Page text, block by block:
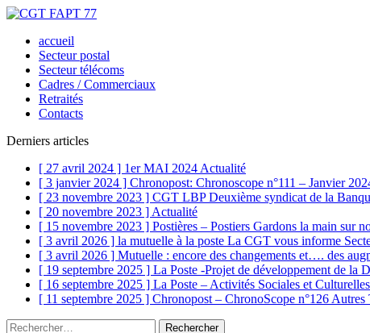
accueil
Secteur postal
Secteur télécoms
Cadres / Commerciaux
Retraités
Contacts
Derniers articles
[ 27 avril 2024 ] 1er MAI 2024 Actualité
[ 3 janvier 2024 ] Chronopost: Chronoscope n°111 – Janvier
[ 23 novembre 2023 ] CGT LBP Deuxième syndicat de la
[ 20 novembre 2023 ] Actualité
[ 15 novembre 2023 ] Postières – Postiers Gardons la main sur
[ 3 avril 2026 ] la mutuelle à la poste La CGT vous informe
[ 3 avril 2026 ] Mutuelle : encore des changements et…. des
[ 19 septembre 2025 ] La Poste -Projet de développement de la
[ 16 septembre 2025 ] La Poste – Activités Sociales et
[ 11 septembre 2025 ] Chronopost – ChronoScope n°126 Autres
Rechercher :